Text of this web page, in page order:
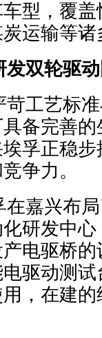
型，覆
运输等
双轮驱
工艺标
备完善
孚正稳
争力。
嘉兴布
研发中
电驱桥
驱动测
，在建